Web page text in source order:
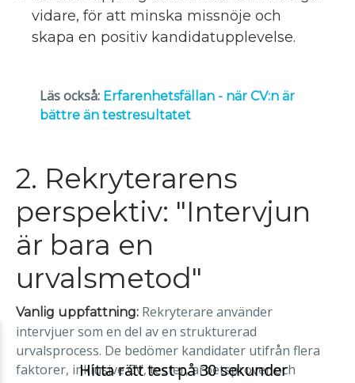
vidare, för att minska missnöje och
skapa en positiv kandidatupplevelse.
Läs också: Erfarenhetsfällan - när CV:n är
bättre än testresultatet
2. Rekryterarens
perspektiv: "Intervjun
är bara en
urvalsmetod"
Vanlig uppfattning: Rekryterare använder
intervjuer som en del av en strukturerad
urvalsprocess. De bedömer kandidater utifrån flera
faktorer, inklusive CV, tester, arbetsprover och